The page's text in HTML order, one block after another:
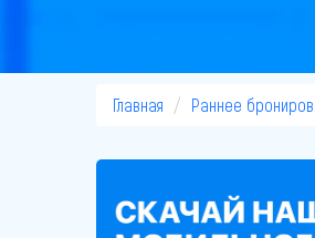
Главная Раннее